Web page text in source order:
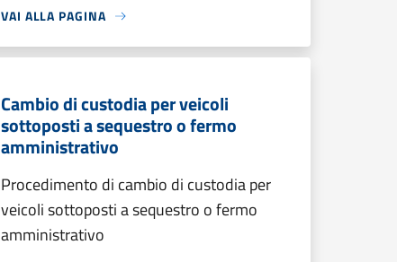
VAI ALLA PAGINA
Cambio di custodia per veicoli
sottoposti a sequestro o fermo
amministrativo
Procedimento di cambio di custodia per
veicoli sottoposti a sequestro o fermo
amministrativo